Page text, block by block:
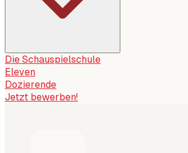
Die Schauspielschule
Eleven
Dozierende
Jetzt bewerben!